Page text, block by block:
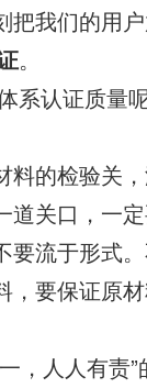
把我们的用
。
系认证质量
料的检验关
道关口，一
要流于形式
要保证原
，人人有责